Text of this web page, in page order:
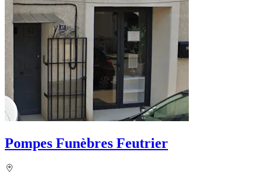
Pompes Funèbres Feutrier